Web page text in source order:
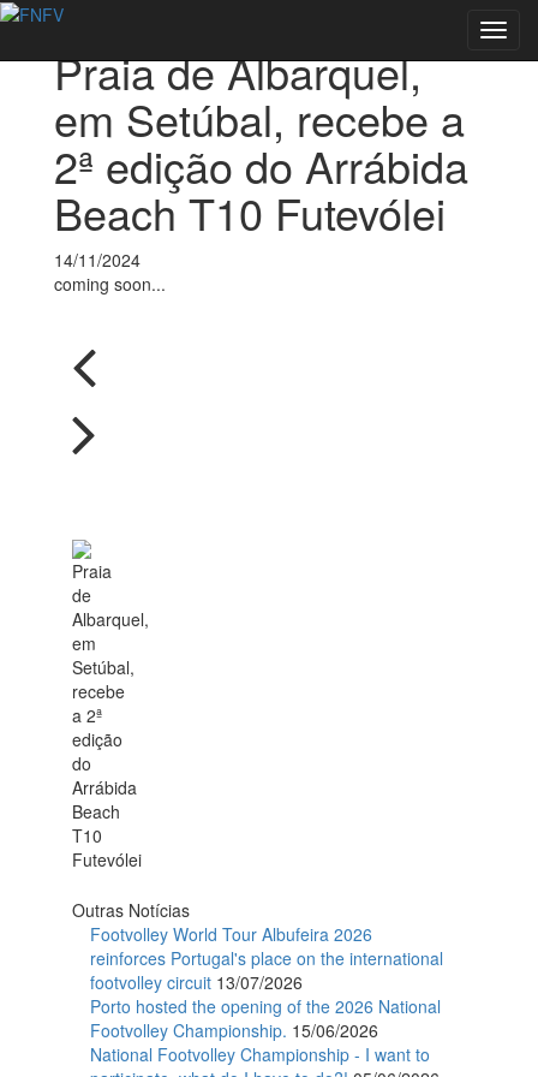
Praia de Albarquel,
em Setúbal, recebe a
2ª edição do Arrábida
Beach T10 Futevólei
14/11/2024
coming soon...
Outras Notícias
Footvolley World Tour Albufeira 2026
reinforces Portugal's place on the international
footvolley circuit 13/07/2026
Porto hosted the opening of the 2026 National
Footvolley Championship. 15/06/2026
National Footvolley Championship - I want to